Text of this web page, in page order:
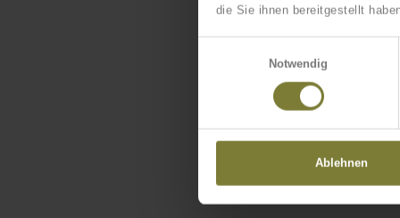
die Sie ihnen bereitgestellt
Notwendig
Ablehnen